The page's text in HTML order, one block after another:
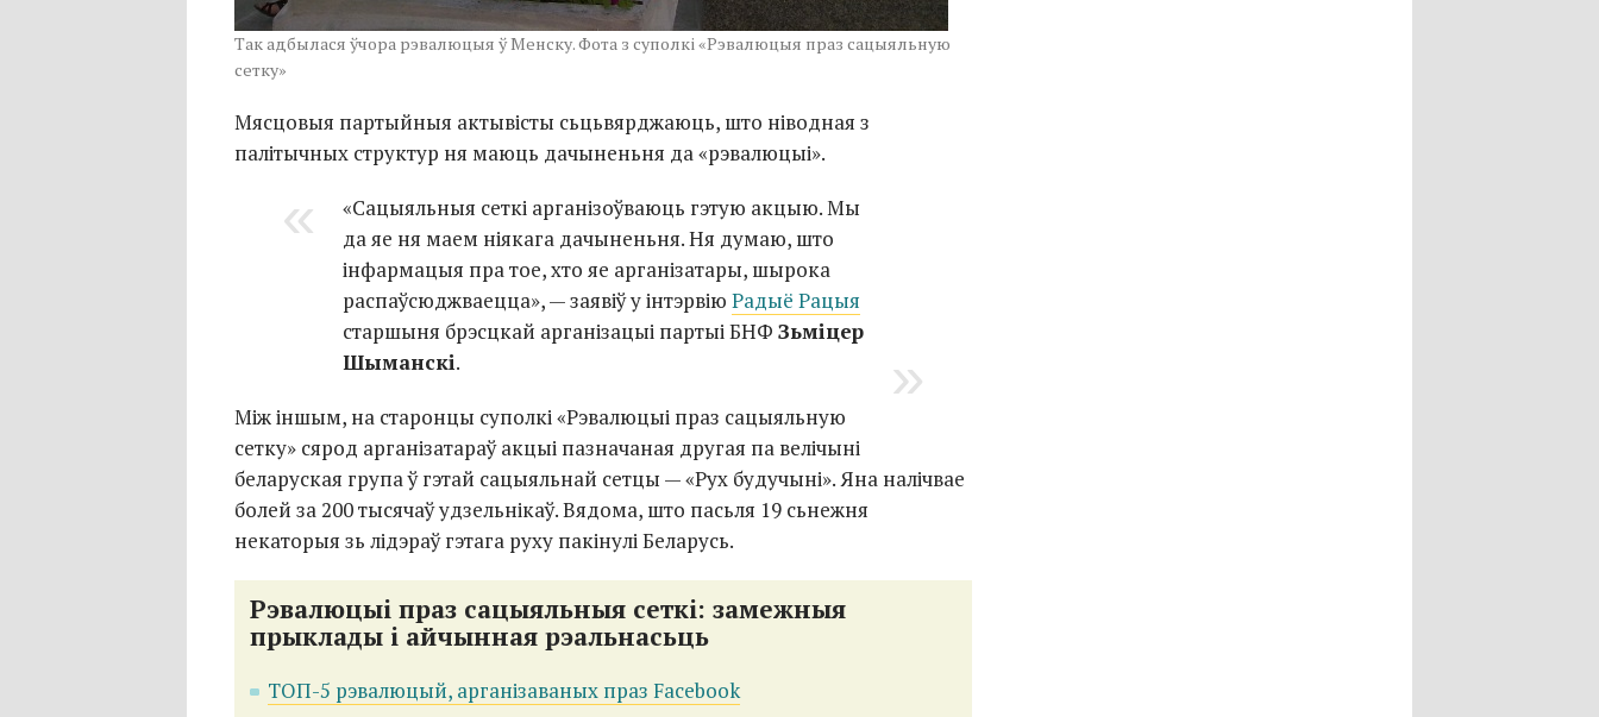
Так адбылася ўчора рэвалюцыя ў Менску. Фота з суполкі «Рэвалюцыя праз сацыяльную
сетку»
Мясцовыя партыйныя актывісты сьцьвярджаюць, што ніводная з
палітычных структур ня маюць дачыненьня да «рэвалюцыі».
«Сацыяльныя сеткі арганізоўваюць гэтую акцыю. Мы
да яе ня маем ніякага дачыненьня. Ня думаю, што
інфармацыя пра тое, хто яе арганізатары, шырока
распаўсюджваецца», — заявіў у інтэрвію Радыё Рацыя
старшыня брэсцкай арганізацыі партыі БНФ Зьміцер
Шыманскі.
Між іншым, на старонцы суполкі «Рэвалюцыі праз сацыяльную
сетку» сярод арганізатараў акцыі пазначаная другая па велічыні
беларуская група ў гэтай сацыяльнай сетцы — «Рух будучыні». Яна налічвае
болей за 200 тысячаў удзельнікаў. Вядома, што пасьля 19 сьнежня
некаторыя зь лідэраў гэтага руху пакінулі Беларусь.
Рэвалюцыі праз сацыяльныя сеткі: замежныя
прыклады і айчынная рэальнасьць
ТОП-5 рэвалюцый, арганізаваных праз Facebook